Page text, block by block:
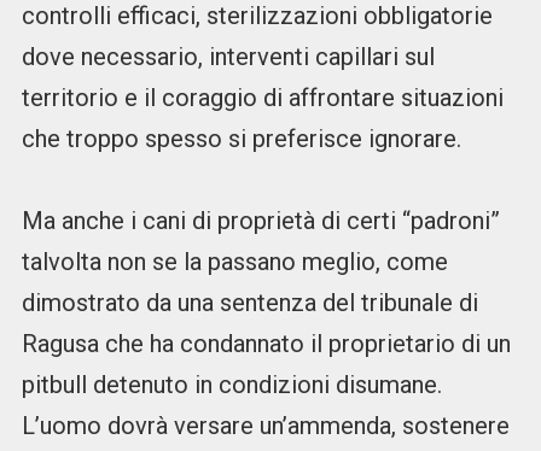
controlli efficaci, sterilizzazioni obbligatorie
dove necessario, interventi capillari sul
territorio e il coraggio di affrontare situazioni
che troppo spesso si preferisce ignorare.
Ma anche i cani di proprietà di certi “padroni”
talvolta non se la passano meglio, come
dimostrato da una sentenza del tribunale di
Ragusa che ha condannato il proprietario di un
pitbull detenuto in condizioni disumane.
L’uomo dovrà versare un’ammenda, sostenere